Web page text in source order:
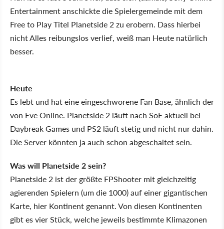
Entertainment anschickte die Spielergemeinde mit dem
Free to Play Titel Planetside 2 zu erobern. Dass hierbei
nicht Alles reibungslos verlief, weiß man Heute natürlich
besser.
Heute
Es lebt und hat eine eingeschworene Fan Base, ähnlich der
von Eve Online. Planetside 2 läuft nach SoE aktuell bei
Daybreak Games und PS2 läuft stetig und nicht nur dahin.
Die Server könnten ja auch schon abgeschaltet sein.
Was will Planetside 2 sein?
Planetside 2 ist der größte FPShooter mit gleichzeitig
agierenden Spielern (um die 1000) auf einer gigantischen
Karte, hier Kontinent genannt. Von diesen Kontinenten
gibt es vier Stück, welche jeweils bestimmte Klimazonen